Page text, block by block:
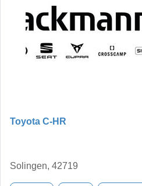
Toyota C-HR
Solingen, 42719